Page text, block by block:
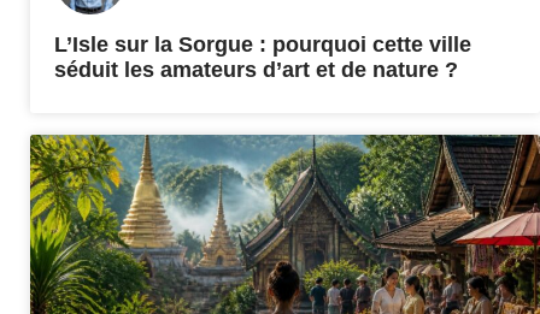
L’Isle sur la Sorgue : pourquoi cette ville
séduit les amateurs d’art et de nature ?